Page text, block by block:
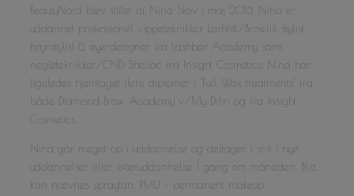
BeautyNord blev stiftet af Nina Skov i maj 2016. Nina er
uddannet professionel vippeteknikker, Lashlift/Browlift stylist,
brynstylist & eye-designer fra Lashbar Academy samt
negleteknikker/CND Shellac fra Insight Cosmetics. Nina har
ligeledes hjemtaget flere diplomer i ‘Full Wax treatments’ fra
både Diamond Brow Academy v/My Dihn og fra Insight
Cosmetics.
Nina går meget op i uddannelse og deltager i snit i nye
uddannelser eller efteruddannelse 1 gang om måneden. Bl.a.
kan nævnes spraytan, PMU – permanent makeup,